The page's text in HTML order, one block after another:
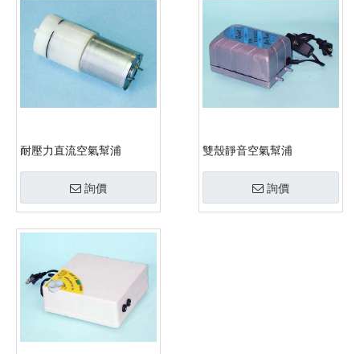
耐壓力直流空氣幫浦
詢價
雙殼靜音空氣幫浦
詢價